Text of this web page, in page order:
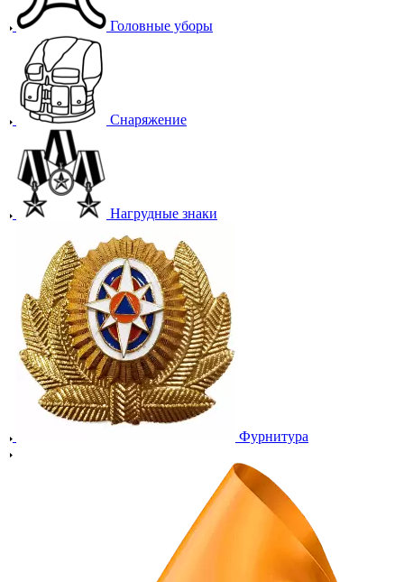
Головные уборы
Снаряжение
Нагрудные знаки
Фурнитура